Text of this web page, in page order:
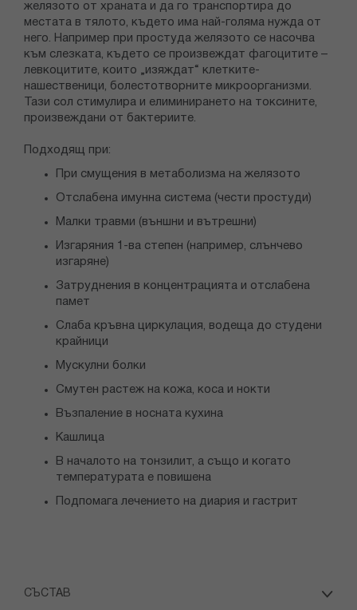
желязото от храната и да го транспортира до
местата в тялото, където има най-голяма нужда от
него. Например при простуда желязото се насочва
към слезката, където се произвеждат фагоцитите –
левкоцитите, които „изяждат“ клетките-
нашественици, болестотворните микроорганизми.
Тази сол стимулира и елиминирането на токсините,
произвеждани от бактериите.
Подходящ при:
При смущения в метаболизма на желязото
Отслабена имунна система (чести простуди)
Малки травми (външни и вътрешни)
Изгаряния 1-ва степен (например, слънчево
изгаряне)
Затруднения в концентрацията и отслабена
памет
Слаба кръвна циркулация, водеща до студени
крайници
Мускулни болки
Смутен растеж на кожа, коса и нокти
Възпаление в носната кухина
Кашлица
В началото на тонзилит, а също и когато
температурата е повишена
Подпомага лечението на диария и гастрит
СЪСТАВ